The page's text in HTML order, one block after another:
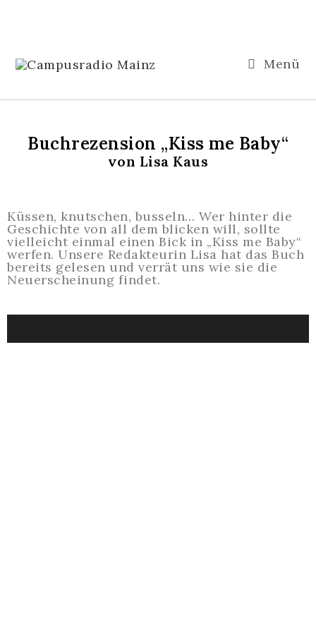
Menü
Buchrezension „Kiss me Baby“
von Lisa Kaus
Küssen, knutschen, busseln… Wer hinter die
Geschichte von all dem blicken will, sollte
vielleicht einmal einen Bick in „Kiss me Baby“
werfen. Unsere Redakteurin Lisa hat das Buch
bereits gelesen und verrät uns wie sie die
Neuerscheinung findet.